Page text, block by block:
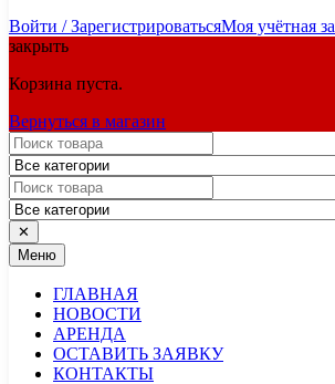
Войти / ЗарегистрироватьсяМоя учётная
закрыть
Корзина пуста.
Вернуться в магазин
✕
Меню
ГЛАВНАЯ
НОВОСТИ
АРЕНДА
ОСТАВИТЬ ЗАЯВКУ
КОНТАКТЫ